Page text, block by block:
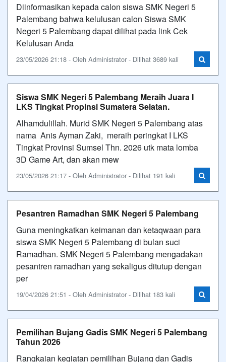
Diinformasikan kepada calon siswa SMK Negeri 5
Palembang bahwa kelulusan calon Siswa SMK
Negeri 5 Palembang dapat dilihat pada link Cek
Kelulusan Anda
23/05/2026 21:18 - Oleh Administrator - Dilihat 3689 kali
Siswa SMK Negeri 5 Palembang Meraih Juara I
LKS Tingkat Propinsi Sumatera Selatan.
Alhamdulillah. Murid SMK Negeri 5 Palembang atas
nama Anis Ayman Zaki, meraih peringkat I LKS
Tingkat Provinsi Sumsel Thn. 2026 utk mata lomba
3D Game Art, dan akan mew
23/05/2026 21:17 - Oleh Administrator - Dilihat 191 kali
Pesantren Ramadhan SMK Negeri 5 Palembang
Guna meningkatkan keimanan dan ketaqwaan para
siswa SMK Negeri 5 Palembang di bulan suci
Ramadhan. SMK Negeri 5 Palembang mengadakan
pesantren ramadhan yang sekaligus ditutup dengan
per
19/04/2026 21:51 - Oleh Administrator - Dilihat 183 kali
Pemilihan Bujang Gadis SMK Negeri 5 Palembang
Tahun 2026
Rangkaian kegiatan pemilihan Bujang dan Gadis